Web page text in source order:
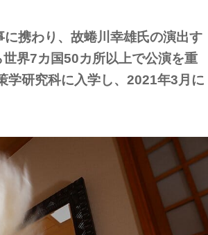
携わり、故蜷川幸雄氏の演出す
界7カ国50カ所以上で公演を重
学研究科に入学し、2021年3月に